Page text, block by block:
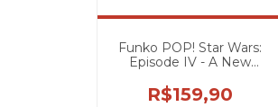
Funko POP! Star Wars:
Episode IV - A New
#597
R$159,90